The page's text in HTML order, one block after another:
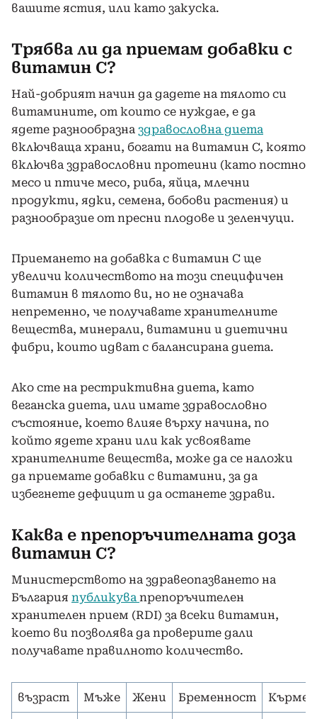
вашите ястия, или като закуска.
Трябва ли да приемам добавки с
витамин С?
Най-добрият начин да дадете на тялото си
витамините, от които се нуждае, е да
ядете разнообразна здравословна диета
включваща храни, богати на витамин C, която
включва здравословни протеини (като постно
месо и птиче месо, риба, яйца, млечни
продукти, ядки, семена, бобови растения) и
разнообразие от пресни плодове и зеленчуци.
Приемането на добавка с витамин С ще
увеличи количеството на този специфичен
витамин в тялото ви, но не означава
непременно, че получавате хранителните
вещества, минерали, витамини и диетични
фибри, които идват с балансирана диета.
Ако сте на рестриктивна диета, като
веганска диета, или имате здравословно
състояние, което влияе върху начина, по
който ядете храни или как усвоявате
хранителните вещества, може да се наложи
да приемате добавки с витамини, за да
избегнете дефицит и да останете здрави.
Каква е препоръчителната доза
витамин С?
Министерството на здравеопазването на
България публикува препоръчителен
хранителен прием (RDI) за всеки витамин,
което ви позволява да проверите дали
получавате правилното количество.
възраст Мъже Жени Бременност